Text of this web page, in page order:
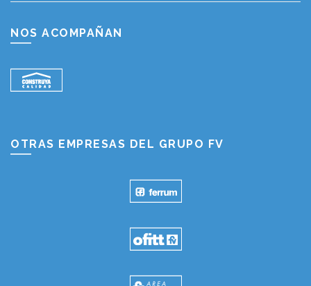
NOS ACOMPAÑAN
OTRAS EMPRESAS DEL GRUPO FV